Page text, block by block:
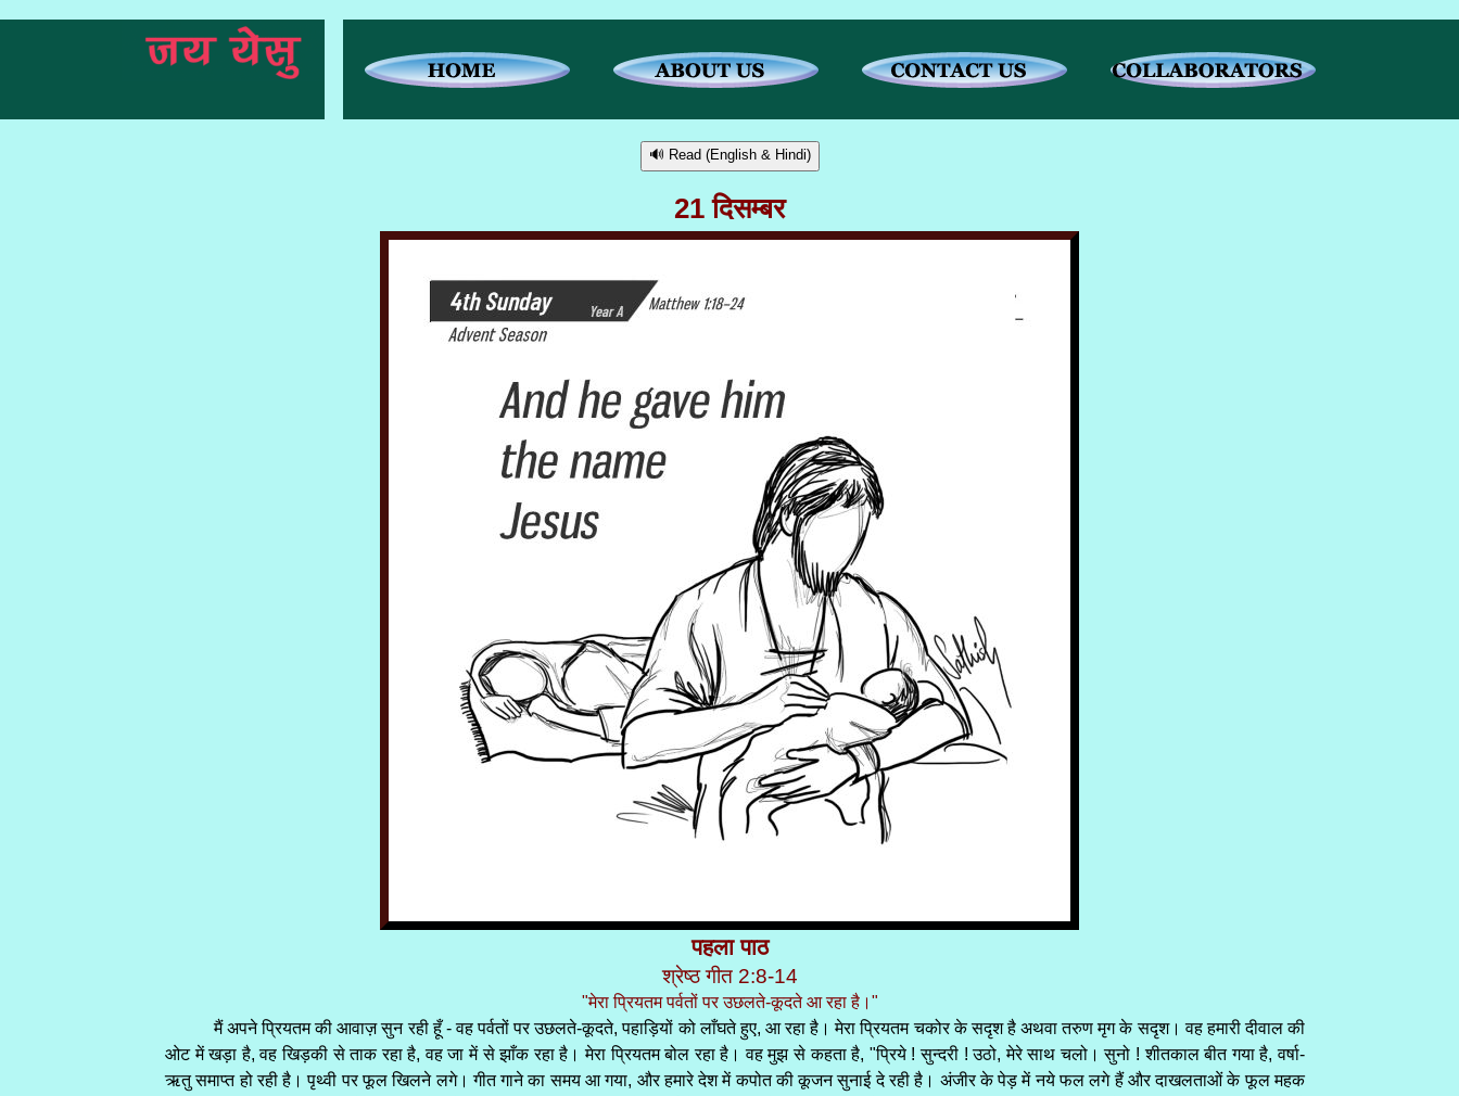
🔊 Read (English & Hindi)
21 दिसम्बर
पहला पाठ
श्रेष्ठ गीत 2:8-14
"मेरा प्रियतम पर्वतों पर उछलते-कूदते आ रहा है।"
मैं अपने प्रियतम की आवाज़ सुन रही हूँ - वह पर्वतों पर उछलते-कूदते, पहाड़ियों को लाँघते हुए, आ रहा है। मेरा प्रियतम चकोर के सदृश है अथवा तरुण मृग के सदृश। वह हमारी दीवाल की
ओट में खड़ा है, वह खिड़की से ताक रहा है, वह जा में से झाँक रहा है। मेरा प्रियतम बोल रहा है। वह मुझ से कहता है, "प्रिये ! सुन्दरी ! उठो, मेरे साथ चलो। सुनो ! शीतकाल बीत गया है, वर्षा-
ऋतु समाप्त हो रही है। पृथ्वी पर फूल खिलने लगे। गीत गाने का समय आ गया, और हमारे देश में कपोत की कूजन सुनाई दे रही है। अंजीर के पेड़ में नये फल लगे हैं और दाखलताओं के फूल महक